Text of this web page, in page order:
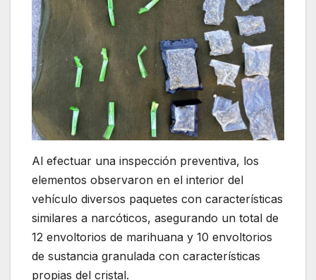
Al efectuar una inspección preventiva, los
elementos observaron en el interior del
vehículo diversos paquetes con características
similares a narcóticos, asegurando un total de
12 envoltorios de marihuana y 10 envoltorios
de sustancia granulada con características
propias del cristal.